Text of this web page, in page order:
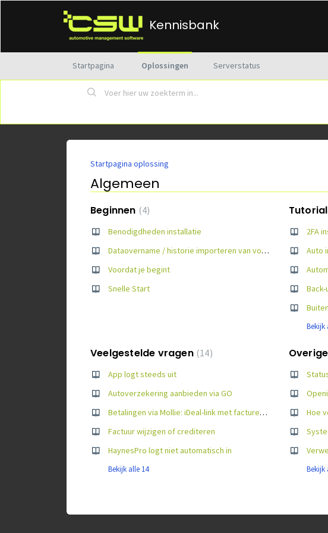
Kennisbank
Startpagina Oplossingen Serverstatus
Startpagina oplossing
Algemeen
Beginnen 4
Benodigdheden installatie
Dataovername / historie importeren van vorig pakket
Voordat je begint
Snelle Start
2FA
Auto
Bekijk
Veelgestelde vragen 14
App logt steeds uit
Autoverzekering aanbieden via GO
Betalingen via Mollie: iDeal-link met facturen meesturen en pinnen
Factuur wijzigen of crediteren
HaynesPro logt niet automatisch in
Bekijk alle 14
Overige
Hoe
Bekijk